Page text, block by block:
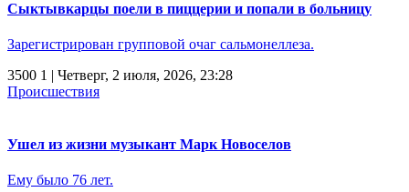
Сыктывкарцы поели в пиццерии и попали в больницу
Зарегистрирован групповой очаг сальмонеллеза.
3500 1 | Четверг, 2 июля, 2026, 23:28
Происшествия
Ушел из жизни музыкант Марк Новоселов
Ему было 76 лет.